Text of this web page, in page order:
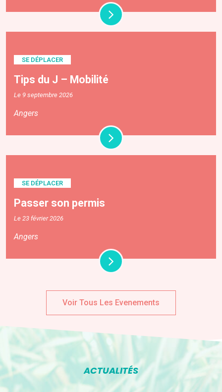
SE DÉPLACER
Tips du J – Mobilité
Le 9 septembre 2026
Angers
SE DÉPLACER
Passer son permis
Le 23 février 2026
Angers
Voir Tous Les Evenements
ACTUALITÉS